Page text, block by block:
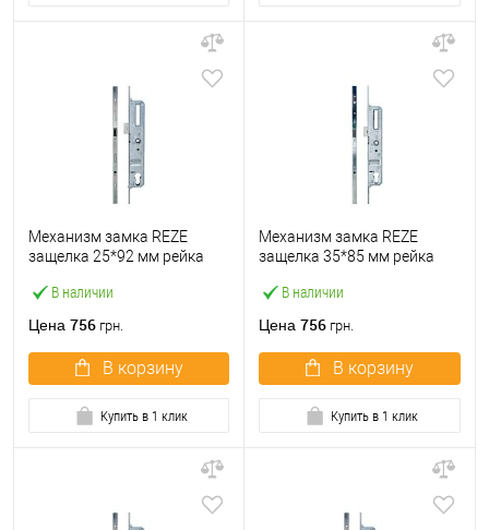
В наличии
Механизм замка REZE
защелка 25*92 мм рейка
Цена 756 грн.
В корзину
Купить в 1 клик
В наличии
Механизм замка REZE
защелка 35*85 мм рейка
Цена 756 грн.
В корзину
Купить в 1 клик